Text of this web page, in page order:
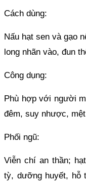
Cách dùng:
Nấu hạt sen và gạo
long nhãn vào, đun
Công dụng:
Phù hợp với người
đêm, suy nhược,
Phối ngũ:
Viễn chí an thần;
tỳ, dưỡng huyết, hỗ